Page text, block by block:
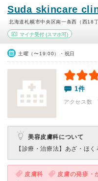
Suda skincare
北海道札幌市中央区南一条西（西18
マイナ受付 (スマホ可)
土曜（〜19:00）・祝日
1件
アクセス数
美容皮膚科について
【診療・治療法】 あざ・ほく
皮膚科 皮膚の発疹・